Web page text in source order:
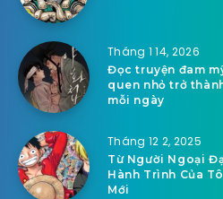
Tháng 1 14, 2026
Đọc truyện đam
quen nhỏ trở
mỗi ngày
Tháng 12 2, 2025
Từ Người Ngoại
Hành Trình Của
Mới